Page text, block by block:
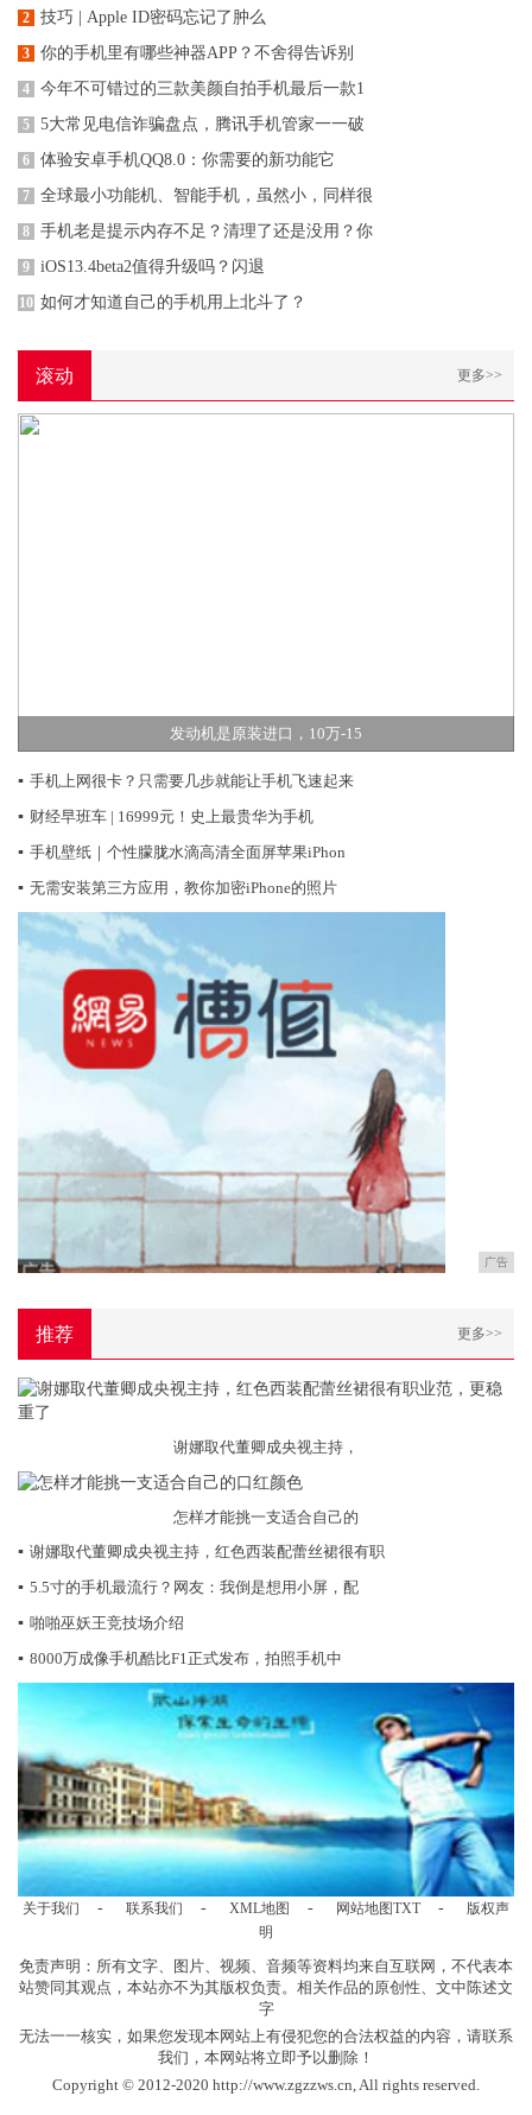
2 技巧 | Apple ID密码忘记了肿么
3 你的手机里有哪些神器APP？不舍得告诉别
4 今年不可错过的三款美颜自拍手机最后一款1
5 5大常见电信诈骗盘点，腾讯手机管家一一破
6 体验安卓手机QQ8.0：你需要的新功能它
7 全球最小功能机、智能手机，虽然小，同样很
8 手机老是提示内存不足？清理了还是没用？你
9 iOS13.4beta2值得升级吗？闪退
10 如何才知道自己的手机用上北斗了？
滚动 更多>>
发动机是原装进口，10万-15
▪ 手机上网很卡？只需要几步就能让手机飞速起来
▪ 财经早班车 | 16999元！史上最贵华为手机
▪ 手机壁纸｜个性朦胧水滴高清全面屏苹果iPhon
▪ 无需安装第三方应用，教你加密iPhone的照片
广告
推荐 更多>>
谢娜取代董卿成央视主持，
怎样才能挑一支适合自己的
▪ 谢娜取代董卿成央视主持，红色西装配蕾丝裙很有职
▪ 5.5寸的手机最流行？网友：我倒是想用小屏，配
▪ 啪啪巫妖王竞技场介绍
▪ 8000万成像手机酷比F1正式发布，拍照手机中
关于我们 - 联系我们 - XML地图 - 网站地图TXT -
版权声
明
免责声明：所有文字、图片、视频、音频等资料均来自互联网，不代表本
站赞同其观点，本站亦不为其版权负责。相关作品的原创性、文中陈述文
字
无法一一核实，如果您发现本网站上有侵犯您的合法权益的内容，请联系
我们，本网站将立即予以删除！
Copyright © 2012-2020 http://www.zgzzws.cn, All rights reserved.